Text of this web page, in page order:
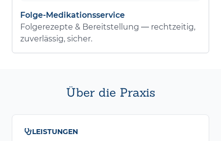
Folge-Medikationsservice
Folgerezepte & Bereitstellung — rechtzeitig,
zuverlässig, sicher.
Über die Praxis
LEISTUNGEN